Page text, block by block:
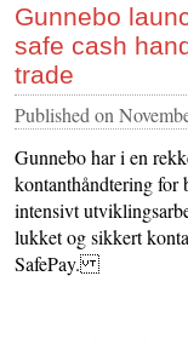
INS MAIN WEBSITE
ABOUT US
Gunnebo
safe cash
trade
Published on
Gunnebo har i en
kontanthåndtering for
intensivt
lukket og sikkert
SafePay.